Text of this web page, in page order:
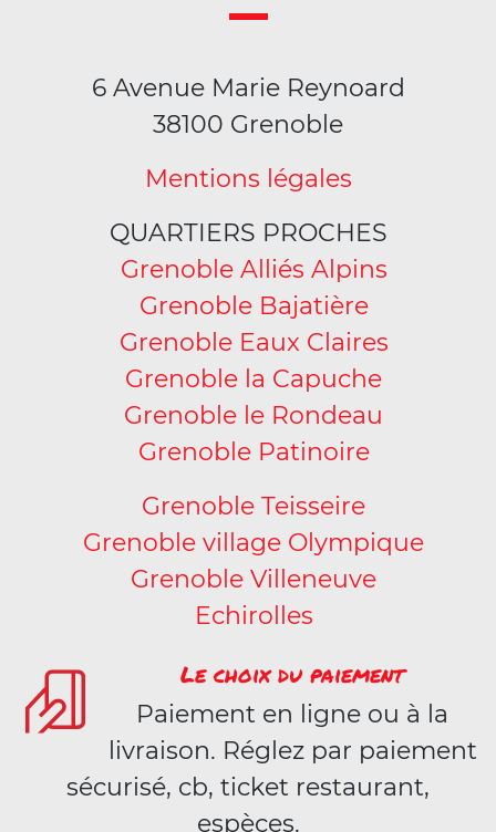
6 Avenue Marie Reynoard
38100 Grenoble
Mentions légales
QUARTIERS PROCHES
Grenoble Alliés Alpins
Grenoble Bajatière
Grenoble Eaux Claires
Grenoble la Capuche
Grenoble le Rondeau
Grenoble Patinoire
Grenoble Teisseire
Grenoble village Olympique
Grenoble Villeneuve
Echirolles
Le choix du paiement
Paiement en ligne ou à la
livraison. Réglez par paiement
sécurisé, cb, ticket restaurant,
espèces.